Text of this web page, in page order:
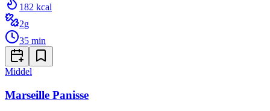
182 kcal
2g
35 min
Middel
Marseille Panisse